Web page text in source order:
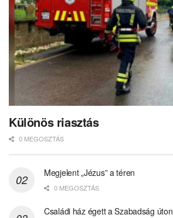
Különös riasztás
0 MEGOSZTÁS
Megjelent „Jézus” a téren
0 MEGOSZTÁS
Családi ház égett a Szabadság úton